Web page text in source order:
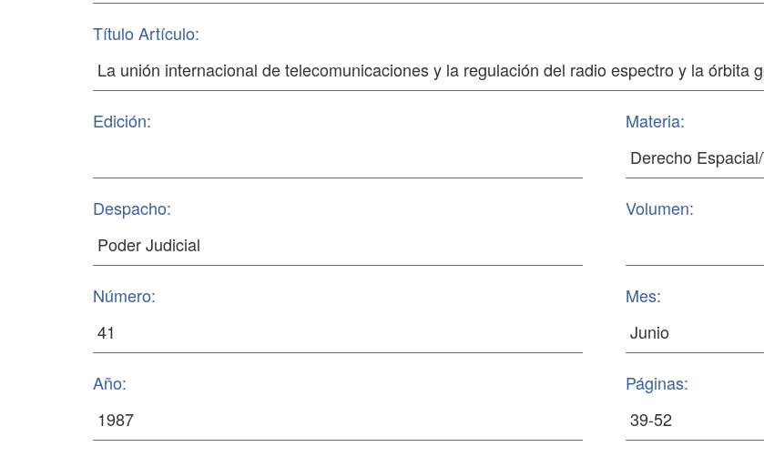
Título Artículo:
Edición: Materia:
Despacho: Volumen:
Número: Mes:
Año: Páginas: